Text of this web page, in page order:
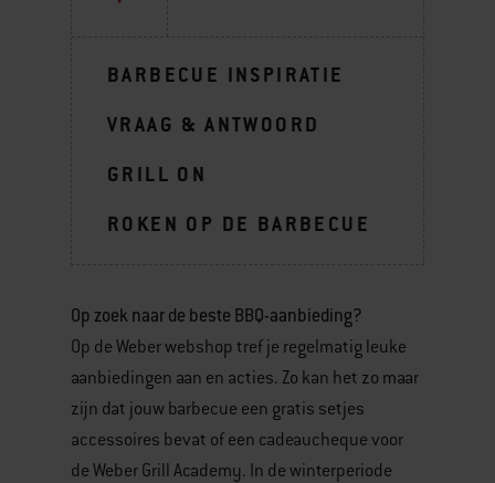
BARBECUE INSPIRATIE
VRAAG & ANTWOORD
GRILL ON
ROKEN OP DE BARBECUE
Op zoek naar de beste BBQ-aanbieding?
Op de Weber webshop tref je regelmatig leuke
aanbiedingen aan en acties. Zo kan het zo maar
zijn dat jouw barbecue een gratis setjes
accessoires bevat of een cadeaucheque voor
de Weber Grill Academy. In de winterperiode